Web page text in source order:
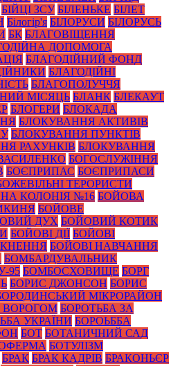
БІЙЦІ ЗСУ БІЛЕНЬКЕ БІЛЕТ
Білогір'я БІЛОРУСИ БІЛОРУСЬ
БК БЛАГОВІЩЕННЯ
ДОПОМОГА
БЛАГОДІЙНИЙ ФОНД
БЛАГОДІЙНІ
БЛАГОПОЛУЧЧЯ
МІСЯЦЬ БЛАНК БЛЕКАУТ
БЛОГЕРИ БЛОКАДА
БЛОКУВАННЯ АКТИВІВ
БЛОКУВАННЯ ПУНКТІВ
РАХУНКІВ БЛОКУВАННЯ
БОГОСЛУЖІННЯ
БОЄПРИПАС БОЄПРИПАСИ
ТЕРОРИСТИ
КОЛОНІЯ №16 БОЙОВА
БОЙОВЕ
ДУХ БОЙОВИЙ КОТИК
БОЙОВІ ДІЇ БОЙОВІ
БОЙОВІ НАВЧАННЯ
БОМБАРДУВАЛЬНИК
95 БОМБОСХОВИЩЕ БОРГ
БОРИС ДЖОНСОН БОРИС
МІКРОРАЙОН
ВОРОГОМ БОРОТЬБА ЗА
УКРАЇНИ БОРОЬББА
БОТ БОТАНИЧНИЙ САД
БОТУЛІЗМ
БРАК БРАК КАДРІВ БРАКОНЬЄР